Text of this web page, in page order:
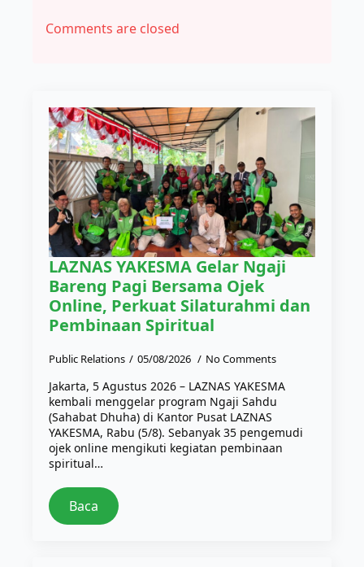
Comments are closed
LAZNAS YAKESMA Gelar Ngaji
Bareng Pagi Bersama Ojek
Online, Perkuat Silaturahmi dan
Pembinaan Spiritual
Public Relations 05/08/2026 No Comments
Jakarta, 5 Agustus 2026 – LAZNAS YAKESMA
kembali menggelar program Ngaji Sahdu
(Sahabat Dhuha) di Kantor Pusat LAZNAS
YAKESMA, Rabu (5/8). Sebanyak 35 pengemudi
ojek online mengikuti kegiatan pembinaan
spiritual…
Baca